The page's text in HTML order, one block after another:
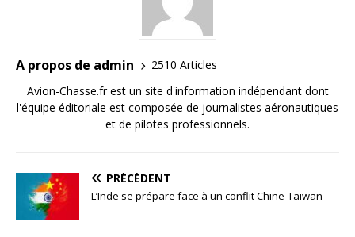
A propos de admin
2510 Articles
Avion-Chasse.fr est un site d'information indépendant dont
l'équipe éditoriale est composée de journalistes aéronautiques
et de pilotes professionnels.
PRÉCÉDENT
L’Inde se prépare face à un conflit Chine-Taïwan